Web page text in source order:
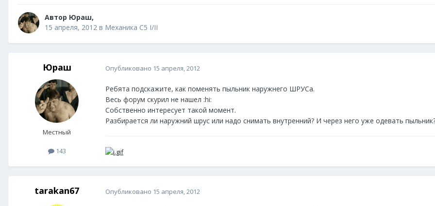
Автор Юраш,
15 апреля, 2012 в Механика C5 I/II
Юраш
Местный
143
Опубликовано 15 апреля, 2012
Ребята подскажите, как поменять пыльник наружнего ШРУСа.
Весь форум скурил не нашел :hi:
Собственно интересует такой момент.
Разбирается ли наружний шрус или надо снимать внутренний? И через него уже одевать
tarakan67 Опубликовано 15 апреля, 2012